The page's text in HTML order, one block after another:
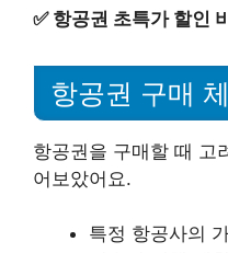
✅ 항공권 초특가 할인
항공권 구매
항공권을 구매할 때 고
어보았어요.
특정 항공사의